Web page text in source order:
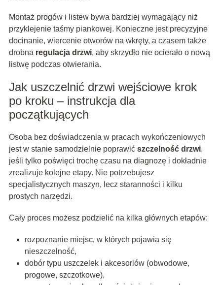
Montaż progów i listew bywa bardziej wymagający niż
przyklejenie taśmy piankowej. Konieczne jest precyzyjne
docinanie, wiercenie otworów na wkręty, a czasem także
drobna regulacja drzwi, aby skrzydło nie ocierało o nową
listwę podczas otwierania.
Jak uszczelnić drzwi wejściowe krok
po kroku – instrukcja dla
początkujących
Osoba bez doświadczenia w pracach wykończeniowych
jest w stanie samodzielnie poprawić szczelność drzwi,
jeśli tylko poświęci trochę czasu na diagnozę i dokładnie
zrealizuje kolejne etapy. Nie potrzebujesz
specjalistycznych maszyn, lecz staranności i kilku
prostych narzędzi.
Cały proces możesz podzielić na kilka głównych etapów:
rozpoznanie miejsc, w których pojawia się
nieszczelność,
dobór typu uszczelek i akcesoriów (obwodowe,
progowe, szczotkowe),